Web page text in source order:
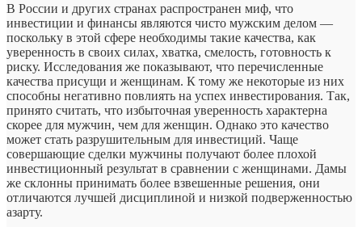
В России и других странах распространен миф, что
инвестиции и финансы являются чисто мужским делом —
поскольку в этой сфере необходимы такие качества, как
уверенность в своих силах, хватка, смелость, готовность к
риску. Исследования же показывают, что перечисленные
качества присущи и женщинам. К тому же некоторые из них
способны негативно повлиять на успех инвестирования. Так,
принято считать, что избыточная уверенность характерна
скорее для мужчин, чем для женщин. Однако это качество
может стать разрушительным для инвестиций. Чаще
совершающие сделки мужчины получают более плохой
инвестиционный результат в сравнении с женщинами. Дамы
же склонны принимать более взвешенные решения, они
отличаются лучшей дисциплиной и низкой подверженностью
азарту.